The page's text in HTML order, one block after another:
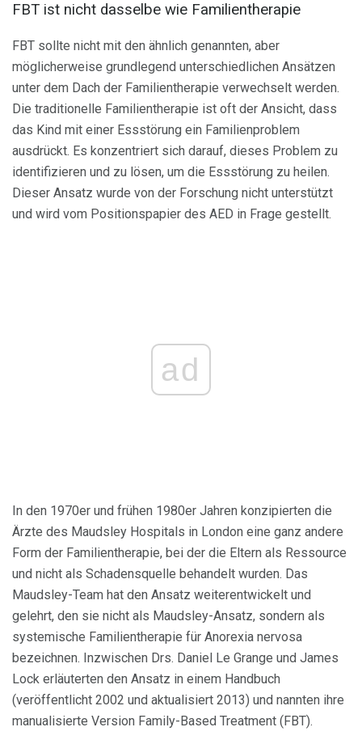
FBT ist nicht dasselbe wie Familientherapie
FBT sollte nicht mit den ähnlich genannten, aber
möglicherweise grundlegend unterschiedlichen Ansätzen
unter dem Dach der Familientherapie verwechselt werden.
Die traditionelle Familientherapie ist oft der Ansicht, dass
das Kind mit einer Essstörung ein Familienproblem
ausdrückt. Es konzentriert sich darauf, dieses Problem zu
identifizieren und zu lösen, um die Essstörung zu heilen.
Dieser Ansatz wurde von der Forschung nicht unterstützt
und wird vom Positionspapier des AED in Frage gestellt.
ad
In den 1970er und frühen 1980er Jahren konzipierten die
Ärzte des Maudsley Hospitals in London eine ganz andere
Form der Familientherapie, bei der die Eltern als Ressource
und nicht als Schadensquelle behandelt wurden. Das
Maudsley-Team hat den Ansatz weiterentwickelt und
gelehrt, den sie nicht als Maudsley-Ansatz, sondern als
systemische Familientherapie für Anorexia nervosa
bezeichnen. Inzwischen Drs. Daniel Le Grange und James
Lock erläuterten den Ansatz in einem Handbuch
(veröffentlicht 2002 und aktualisiert 2013) und nannten ihre
manualisierte Version Family-Based Treatment (FBT).